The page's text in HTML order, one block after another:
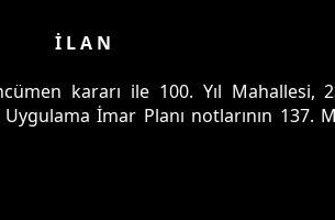
İ L A N
kararı ile 100. Yıl Mahallesi,
İmar Planı notlarının 137.